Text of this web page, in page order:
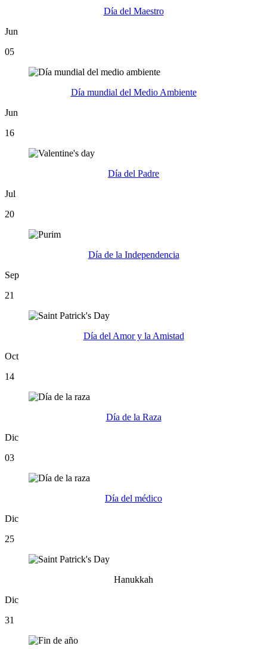
Día del Maestro
Jun
05
Día mundial del Medio Ambiente
Jun
16
Día del Padre
Jul
20
Día de la Independencia
Sep
21
Día del Amor y la Amistad
Oct
14
Día de la Raza
Dic
03
Día del médico
Dic
25
Hanukkah
Dic
31